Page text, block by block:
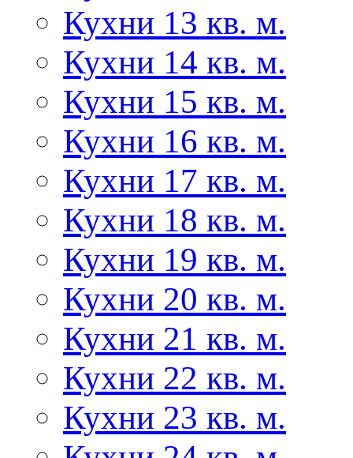
Кухни 13 кв. м.
Кухни 14 кв. м.
Кухни 15 кв. м.
Кухни 16 кв. м.
Кухни 17 кв. м.
Кухни 18 кв. м.
Кухни 19 кв. м.
Кухни 20 кв. м.
Кухни 21 кв. м.
Кухни 22 кв. м.
Кухни 23 кв. м.